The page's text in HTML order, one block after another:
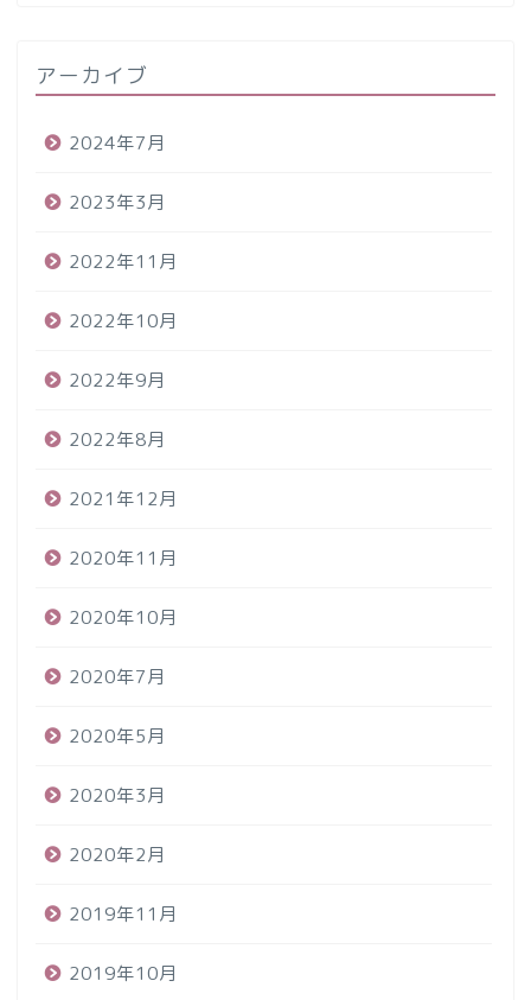
アーカイブ
2024年7月
2023年3月
2022年11月
2022年10月
2022年9月
2022年8月
2021年12月
2020年11月
2020年10月
2020年7月
2020年5月
2020年3月
2020年2月
2019年11月
2019年10月